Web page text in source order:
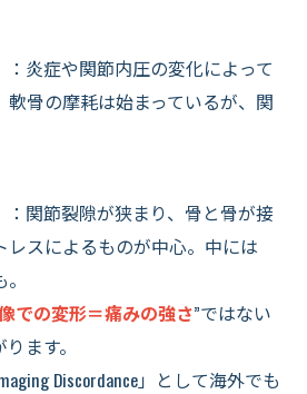
炎症や関節内圧の変化によって
骨の摩耗は始まっているが、関
：関節裂隙が狭まり、骨と骨が接
スによるものが中心。中には
での変形＝痛みの強さ”ではない
ます。
Discordance」として海外でも